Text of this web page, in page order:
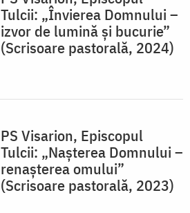
Tulcii: „Învierea Domnului –
izvor de lumină și bucurie”
(Scrisoare pastorală, 2024)
PS Visarion, Episcopul
Tulcii: „Nașterea Domnului –
renașterea omului”
(Scrisoare pastorală, 2023)